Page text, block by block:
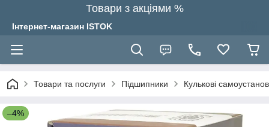
Товари з акціями %
Інтернет-магазин ISTOK
Товари та послуги Підшипники Кулькові
–4%